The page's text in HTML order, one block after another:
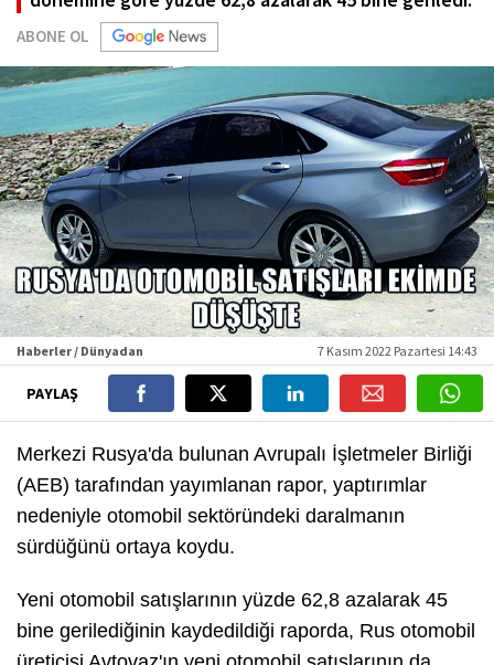
ABONE OL
Haberler / Dünyadan 7 Kasım 2022 Pazartesi 14:43
PAYLAŞ
Merkezi Rusya'da bulunan Avrupalı İşletmeler Birliği
(AEB) tarafından yayımlanan rapor, yaptırımlar
nedeniyle otomobil sektöründeki daralmanın
sürdüğünü ortaya koydu.
Yeni otomobil satışlarının yüzde 62,8 azalarak 45
bine gerilediğinin kaydedildiği raporda, Rus otomobil